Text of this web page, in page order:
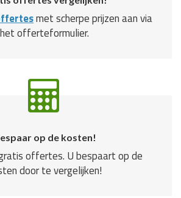
met scherpe prijzen aan via
het offerteformulier.
op de kosten!
offertes. U bespaart op de
door te vergelijken!